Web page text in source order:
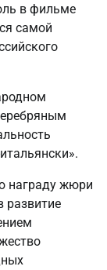
в фильме
самой
награду жюри
развитие